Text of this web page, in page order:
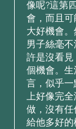
像呢?這第
會，⽽且
⼤好機會
男⼦絲毫
許是沒看
個機會。
⾔，似乎
上好像完
做，沒有
給他多好